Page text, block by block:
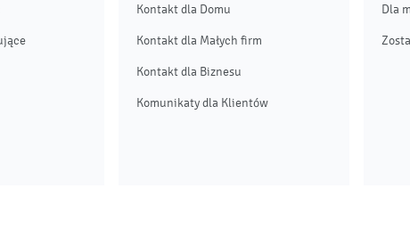
Kontakt dla Domu
Kontakt dla Małych firm
Kontakt dla Biznesu
Komunikaty dla Klientów
Dla